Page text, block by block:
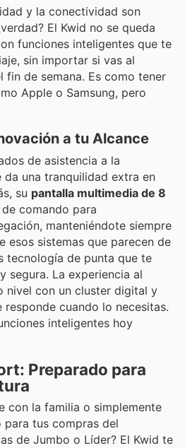
y la conectividad son
El Kwid no se queda
funciones inteligentes que te
sin importar si vas al
fin de semana. Es como tener
Apple o Samsung, pero
a tu Alcance
de asistencia a la
una tranquilidad extra en
su pantalla multimedia de 8
comando para
manteniéndote siempre
esos sistemas que parecen de
tecnología de punta que te
segura. La experiencia al
nivel con un cluster digital y
cuando lo necesitas.
inteligentes hoy
Preparado para
con la familia o simplemente
para tus compras del
de Jumbo o Líder? El Kwid te